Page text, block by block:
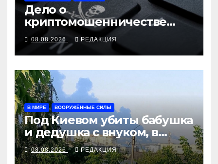
Дело о
криптомошенничестве
оборачивают в содействие
терроризму
08.08.2026 РЕДАКЦИЯ
В МИРЕ ВООРУЖЁННЫЕ СИЛЫ
Под Киевом убиты бабушка
и дедушка с внуком, в
Поволжье и на Кубани
вновь горят НПЗ
08.08.2026 РЕДАКЦИЯ